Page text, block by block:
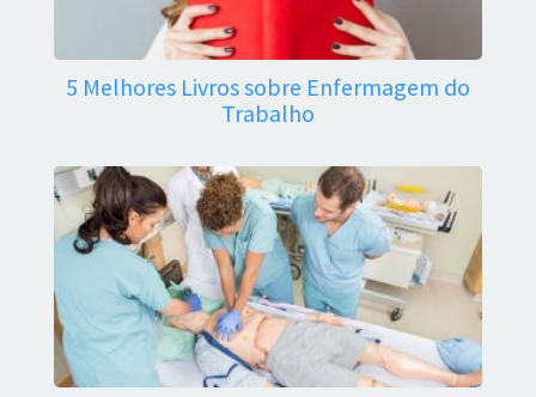
5 Melhores Livros sobre Enfermagem do
Trabalho